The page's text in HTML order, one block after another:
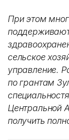
При этом
сельское
управление.
по грантам
Центральной
получить